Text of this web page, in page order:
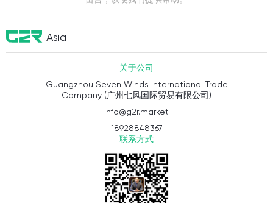
Asia
关于公司
Guangzhou Seven Winds International Trade
Company (广州七风国际贸易有限公司)
info@g2r.market
18928848367
联系方式